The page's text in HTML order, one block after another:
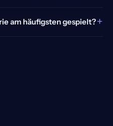
am häufigsten gespielt?+